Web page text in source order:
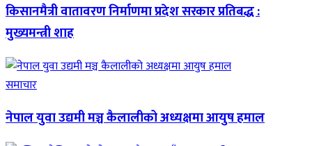
किसानमैत्री वातावरण निर्माणमा प्रदेश सरकार प्रतिबद्ध :
मुख्यमन्त्री शाह
समाचार
नेपाल युवा उद्यमी मञ्च कैलालीको अध्यक्षमा आयुष हमाल